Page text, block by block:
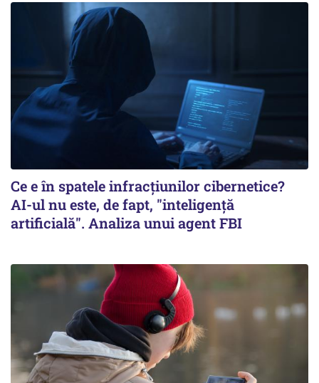
Ce e în spatele infracţiunilor cibernetice?
AI-ul nu este, de fapt, "inteligenţă
artificială". Analiza unui agent FBI